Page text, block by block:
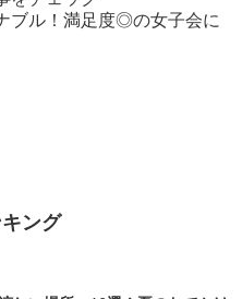
ブル！満足度◎の女子会に
ング